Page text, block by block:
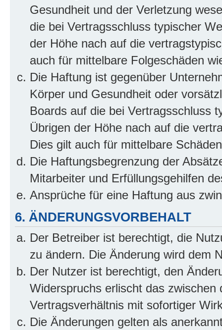
Gesundheit und der Verletzung
die bei Vertragsschluss typischer
der Höhe nach auf die
auch für mittelbare Folgeschäden
Die Haftung ist gegenüber
Körper und Gesundheit oder
Boards auf die bei Vertragsschluss
Übrigen der Höhe nach auf die
Dies gilt auch für mittelbare
Die Haftungsbegrenzung der
Mitarbeiter und Erfüllungsgehilfen
Ansprüche für eine Haftung aus
6. ÄNDERUNGSVORBEHALT
Der Betreiber ist berechtigt, die
zu ändern. Die Änderung wird dem
Der Nutzer ist berechtigt, den
Widerspruchs erlischt das
Vertragsverhältnis mit sofortiger
Die Änderungen gelten als